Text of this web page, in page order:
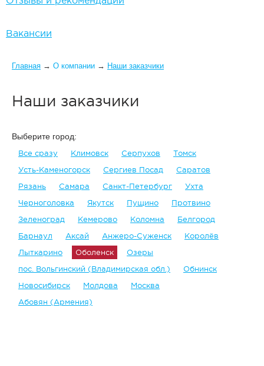
Вакансии
Вы здесь
Главная → О компании → Наши заказчики
Наши заказчики
Выберите город:
Все сразу Климовск Серпухов
Томск
Усть-Каменогорск
Сергиев Посад
Саратов
Рязань
Самара Санкт-Петербург
Ухта
Черноголовка
Якутск Пущино
Протвино
Зеленоград
Кемерово Коломна
Белгород
Барнаул
Аксай Анжеро-Суженск
Королёв
Лыткарино
Оболенск
Озеры
пос. Вольгинский (Владимирская обл.)
Обнинск
Новосибирск
Молдова
Москва
Абовян (Армения)